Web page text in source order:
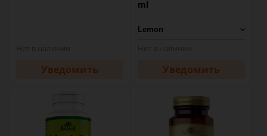
Уведомить
ml
Уведомить